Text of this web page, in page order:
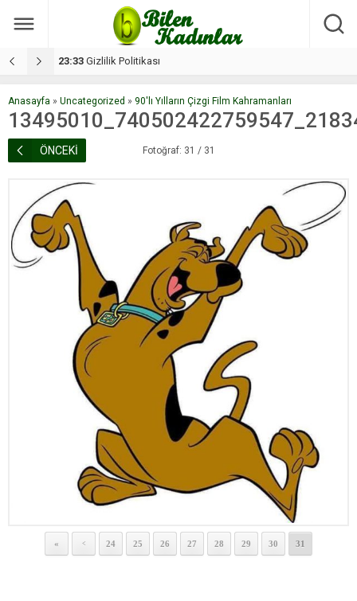
17:08 Dilan, düğününe 5 gün kala hayatını kaybetti
Anasayfa » Uncategorized » 90'lı Yılların Çizgi Film Kahramanları
ÖNCEKİ Fotoğraf: 31 / 31
« < 24 25 26 27 28 29 30 31